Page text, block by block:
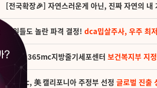
[전국확장🎉] 자연스러운게 아닌, 진짜 자연의 내
직원들도 놀란 파격 결정! dca밉살주사, 우주 최
(축) 🎉365mc지방줄기세포센터 보건복지부 지
365mc, 美 캘리포니아 주정부 선정 글로벌 진출